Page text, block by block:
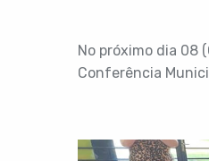
No próximo dia 08
Conferência